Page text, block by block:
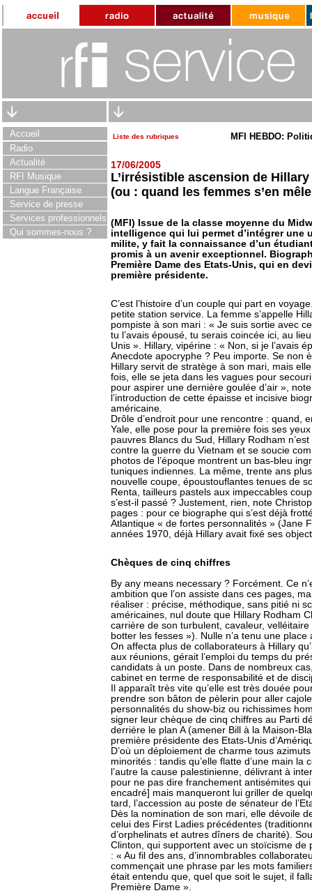
Accueil
Radio
Actualité
RFI Musique
Langue Française
Service de presse
Services professionnels
Qui sommes-nous ?
Liste des rubriques MFI HEBDO:
17/06/2005
L’irrésistible ascension de
(ou : quand les femmes s’en
(MFI) Issue de la classe moyenne du
intelligence qui lui permet d’intégrer une
milite, y fait la connaissance d’un
promis à un avenir exceptionnel.
Première Dame des Etats-Unis, qui en
première présidente.
C’est l’histoire d’un couple qui part en
petite station service. La femme s’appelle
pompiste à son mari : « Je suis sortie avec
tu l’avais épousé, tu serais coincée ici, au
Unis ». Hillary, vipérine : « Non, si je l’avais
Anecdote apocryphe ? Peu importe. Se non
Hillary servit de stratège à son mari, mais
fois, elle se jeta dans les vagues pour
pour aspirer une dernière goulée d’air »,
l’introduction de cette épaisse et incisive
américaine.
Drôle d’endroit pour une rencontre : quand,
Yale, elle pose pour la première fois ses
pauvres Blancs du Sud, Hillary Rodham
contre la guerre du Vietnam et se soucie
photos de l’époque montrent un bas-bleu
tuniques indiennes. La même, trente ans
nouvelle coupe, époustouflantes tenues de
Renta, tailleurs pastels aux impeccables
s’est-il passé ? Justement, rien, note
pages : pour ce biographe qui s’est déjà
Atlantique « de fortes personnalités » (Jane
années 1970, déjà Hillary avait fixé ses
Chèques de cinq chiffres
By any means necessary ? Forcément. Ce
ambition que l’on assiste dans ces pages,
réaliser : précise, méthodique, sans pitié ni
américaines, nul doute que Hillary Rodham
carrière de son turbulent, cavaleur,
botter les fesses »). Nulle n’a tenu une
On affecta plus de collaborateurs à Hillary
aux réunions, gérait l’emploi du temps du
candidats à un poste. Dans de nombreux
cabinet en terme de responsabilité et de
Il apparaît très vite qu’elle est très douée
prendre son bâton de pèlerin pour aller
personnalités du show-biz ou richissimes
signer leur chèque de cinq chiffres au Parti
derrière le plan A (amener Bill à la Maison-
première présidente des Etats-Unis
D’où un déploiement de charme tous
minorités : tandis qu’elle flatte d’une main
l’autre la cause palestinienne, délivrant à
pour ne pas dire franchement antisémites
encadré] mais manqueront lui griller de
tard, l’accession au poste de sénateur de
Dès la nomination de son mari, elle dévoile
celui des First Ladies précédentes
d’orphelinats et autres dîners de charité).
Clinton, qui supportent avec un stoïcisme
: « Au fil des ans, d’innombrables
commençait une phrase par les mots
était entendu que, quel que soit le sujet, il
Première Dame ».